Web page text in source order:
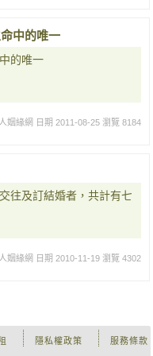
中的唯一
的唯一
姻緣網 日期 2011-08-25 瀏覽 8184
往及訂結婚者，共計有七
姻緣網 日期 2010-11-19 瀏覽 4302
服務條款
隱私權政策